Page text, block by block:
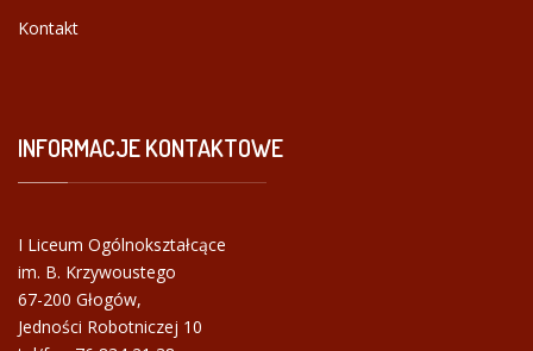
Kontakt
INFORMACJEKONTAKTOWE
I Liceum Ogólnokształcące
im. B. Krzywoustego
67-200 Głogów,
Jedności Robotniczej 10